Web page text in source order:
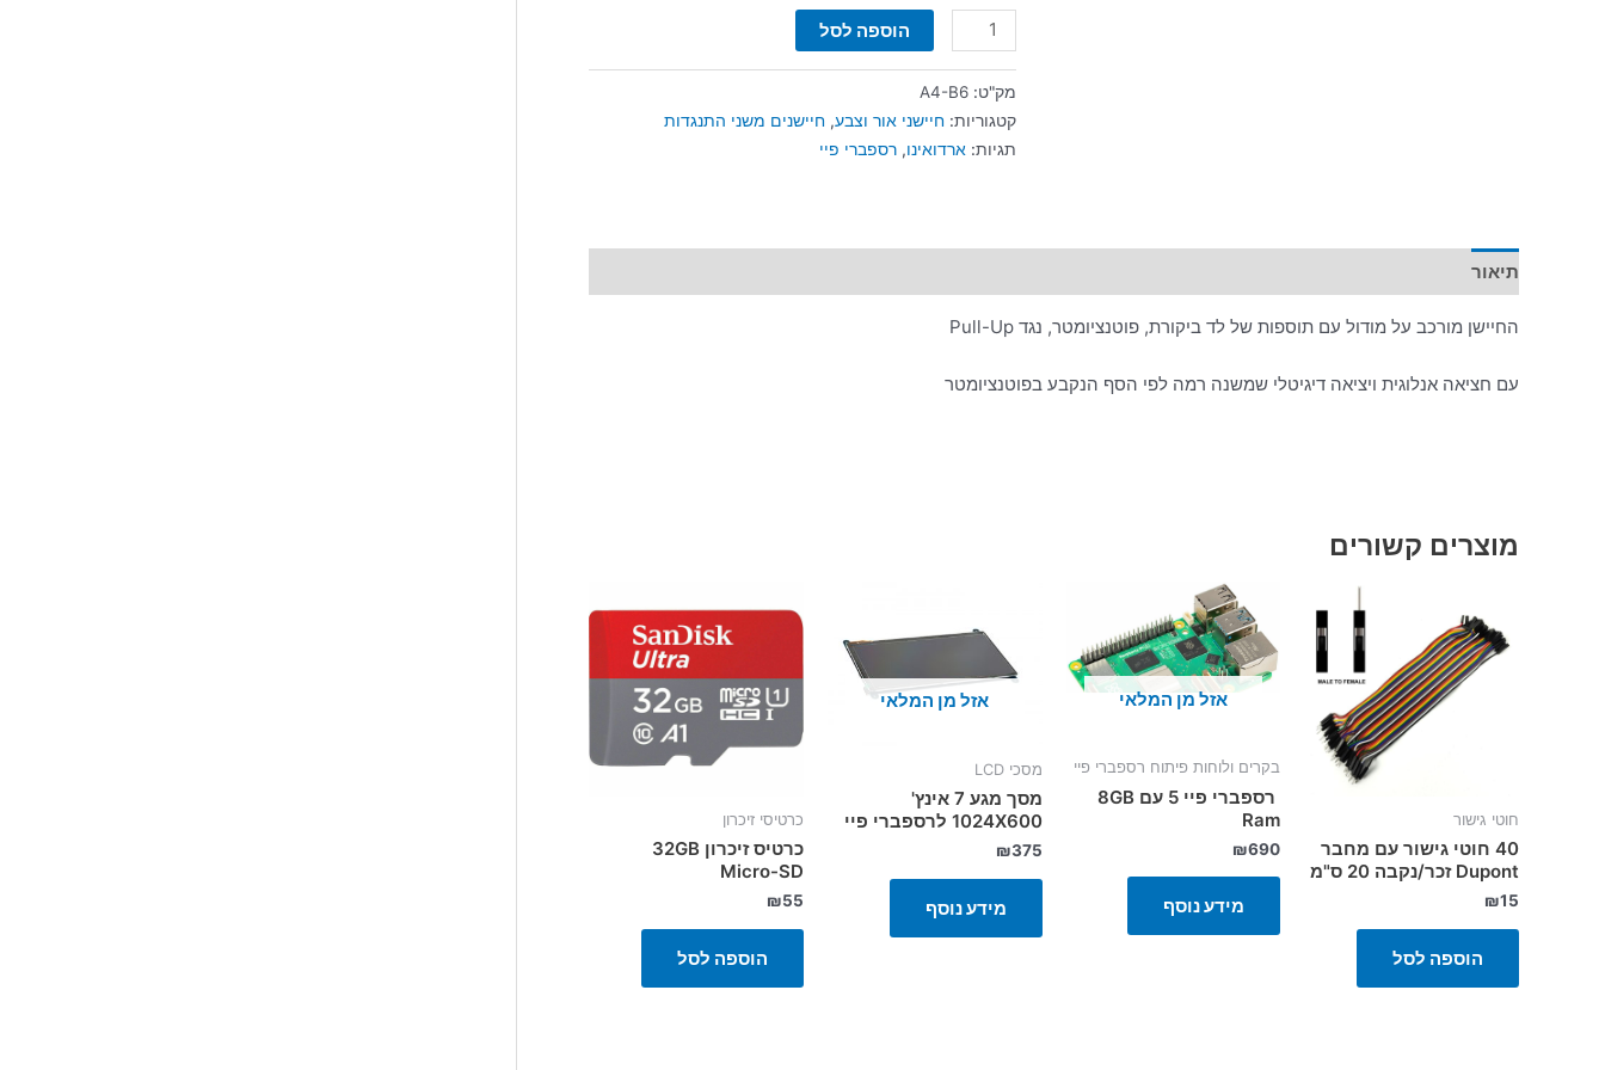
הוספה לסל
מק"ט: A4-B6
קטגוריות: חיישני אור וצבע, חיישנים משני התנגדות
תגיות: ארדואינו, רספברי פיי
תיאור
החיישן מורכב על מודול עם תוספות של לד ביקורת, פוטנציומטר, נגד Pull-Up
עם חציאה אנלוגית ויציאה דיגיטלי שמשנה רמה לפי הסף הנקבע בפוטנציומטר
מוצרים קשורים
חוטי גישור
40 חוטי גישור עם מחבר
Dupont זכר/נקבה 20 ס"מ
₪15
הוספה לסל
אזל מן המלאי
בקרים ולוחות פיתוח רספברי פיי
רספברי פיי 5 עם 8GB
Ram
₪690
מידע נוסף
אזל מן המלאי
מסכי LCD
מסך מגע 7 אינץ'
1024X600 לרספברי פיי
₪375
מידע נוסף
כרטיסי זיכרון
כרטיס זיכרון 32GB
Micro-SD
₪55
הוספה לסל